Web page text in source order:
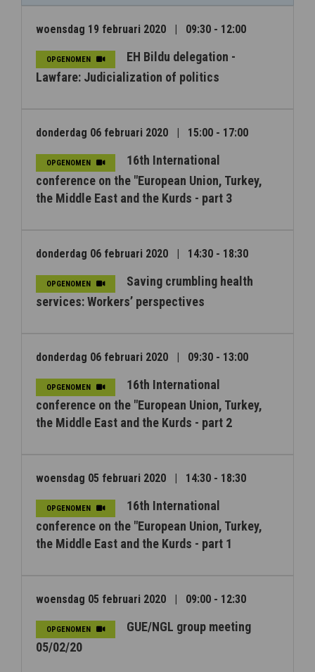
woensdag 19 februari 2020 | 09:30 - 12:00
OPGENOMEN
EH Bildu delegation -
Lawfare: Judicialization of politics
donderdag 06 februari 2020 | 15:00 - 17:00
OPGENOMEN
16th International
conference on the "European Union, Turkey,
the Middle East and the Kurds - part 3
donderdag 06 februari 2020 | 14:30 - 18:30
OPGENOMEN
Saving crumbling health
services: Workers’ perspectives
donderdag 06 februari 2020 | 09:30 - 13:00
OPGENOMEN
16th International
conference on the "European Union, Turkey,
the Middle East and the Kurds - part 2
woensdag 05 februari 2020 | 14:30 - 18:30
OPGENOMEN
16th International
conference on the "European Union, Turkey,
the Middle East and the Kurds - part 1
woensdag 05 februari 2020 | 09:00 - 12:30
OPGENOMEN
GUE/NGL group meeting
05/02/20